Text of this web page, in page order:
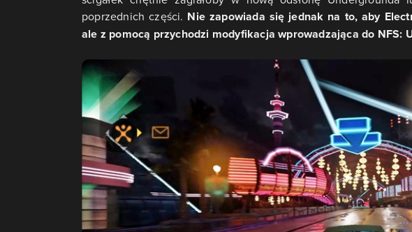
poprzednich części. Nie zapowiada się jednak na to, aby
ale z pomocą przychodzi modyfikacja wprowadzająca do NFS: